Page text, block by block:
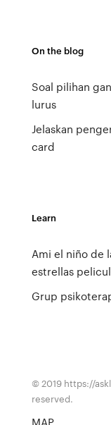
On the blog
Soal pilihan
lurus
Jelaskan
card
Learn
Ami el niño de
estrellas
Grup
© 2019 https://
reserved.
MAP